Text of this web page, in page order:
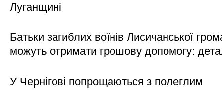
Луганщині
Батьки загиблих воїнів Лисичанської
можуть отримати грошову допомогу:
У Чернігові попрощаються з полеглим